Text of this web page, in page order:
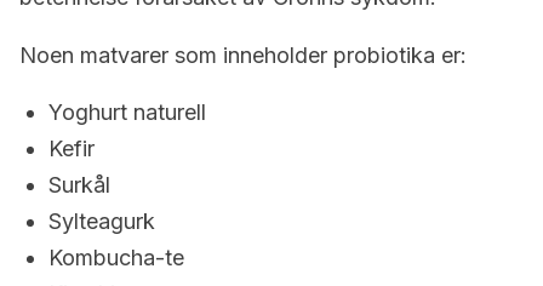
Noen matvarer som inneholder probiotika er:
Yoghurt naturell
Kefir
Surkål
Sylteagurk
Kombucha-te